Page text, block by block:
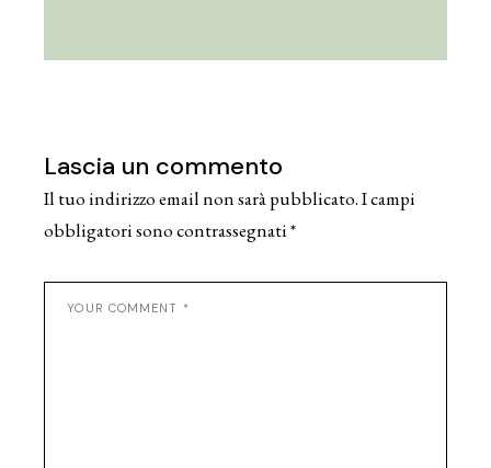
Lascia un commento
Il tuo indirizzo email non sarà pubblicato.I campi
obbligatori sono contrassegnati*